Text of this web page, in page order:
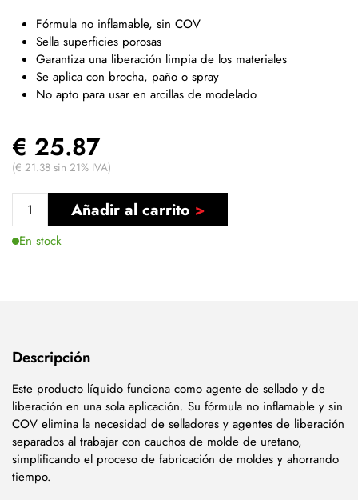
Fórmula no inflamable, sin COV
Sella superficies porosas
Garantiza una liberación limpia de los materiales
Se aplica con brocha, paño o spray
No apto para usar en arcillas de modelado
€ 25.87
(€ 21.38 sin 21% IVA)
Añadir al carrito
En stock
Descripción
Este producto líquido funciona como agente de sellado y de
liberación en una sola aplicación. Su fórmula no inflamable y sin
COV elimina la necesidad de selladores y agentes de liberación
separados al trabajar con cauchos de molde de uretano,
simplificando el proceso de fabricación de moldes y ahorrando
tiempo.